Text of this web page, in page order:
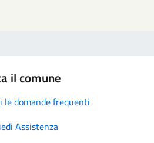
il comune
le domande frequenti
Assistenza